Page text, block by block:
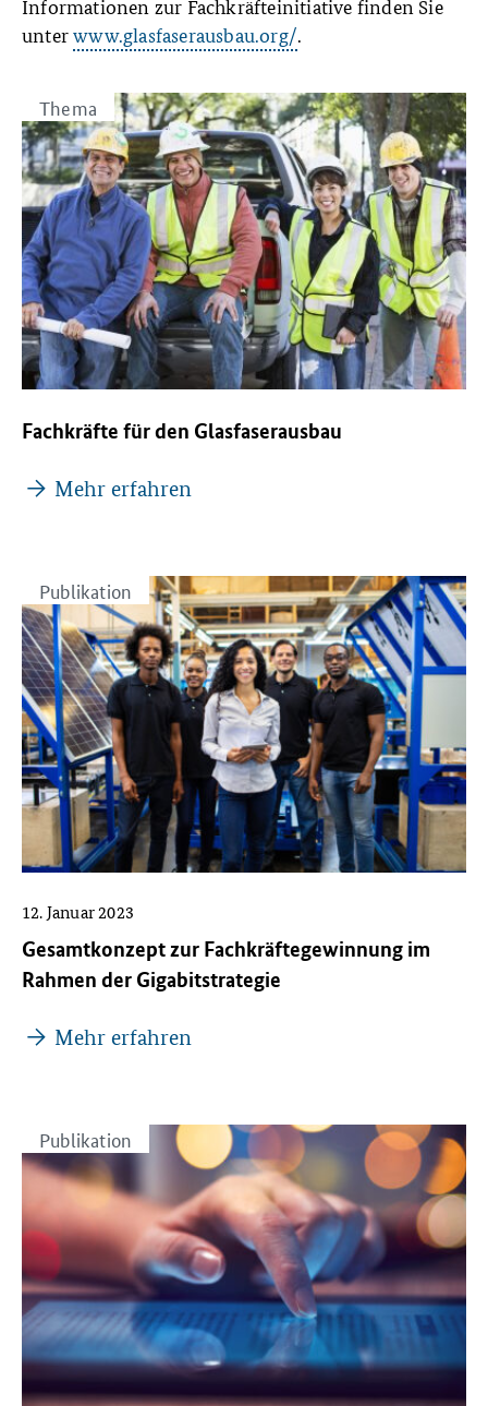
Informationen zur Fachkräfteinitiative finden Sie
unterwww.glasfaserausbau.org/.
Thema
Fachkräfte für den Glasfaserausbau
Mehr erfahren
Publikation
Gesamtkonzept zur Fachkräftegewinnung im
Rahmen der Gigabitstrategie
12. Januar 2023
Mehr erfahren
Publikation